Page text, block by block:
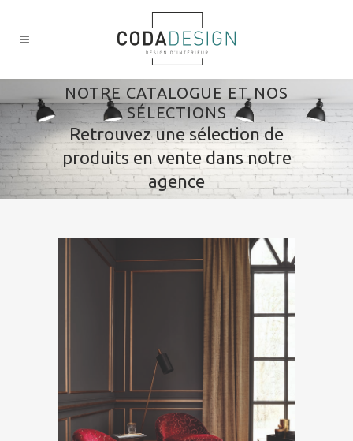
NOTRE CATALOGUE ET NOS
SÉLECTIONS
Retrouvez une sélection de
produits en vente dans notre
agence